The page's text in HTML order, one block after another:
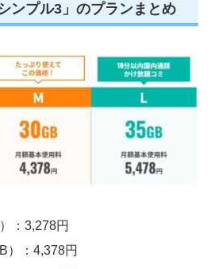
ンプル3」のプランまとめ
：3,278円
）：4,378円